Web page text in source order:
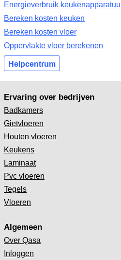
Energieverbruik
Bereken kosten keuken
Bereken kosten vloer
Oppervlakte vloer berekenen
Helpcentrum
Ervaring over bedrijven
Badkamers
Gietvloeren
Houten vloeren
Keukens
Laminaat
Pvc vloeren
Tegels
Vloeren
Algemeen
Over Qasa
Inloggen